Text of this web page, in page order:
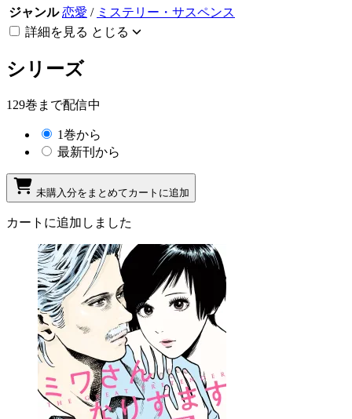
ジャンル 恋愛 / ミステリー・サスペンス
詳細を見る とじる
シリーズ
129巻まで配信中
1巻から
最新刊から
未購入分をまとめてカートに追加
カートに追加しました